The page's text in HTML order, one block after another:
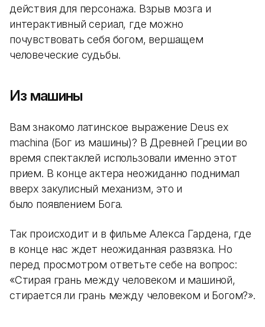
действия для персонажа. Взрыв мозга и
интерактивный сериал, где можно
почувствовать себя богом, вершащем
человеческие судьбы.
Из машины
Вам знакомо латинское выражение Deus ex
machina (Бог из машины)? В Древней Греции во
время спектаклей использовали именно этот
прием. В конце актера неожиданно поднимал
вверх закулисный механизм, это и
было появлением Бога.
Так происходит и в фильме Алекса Гардена, где
в конце нас ждет неожиданная развязка. Но
перед просмотром ответьте себе на вопрос:
«Стирая грань между человеком и машиной,
стирается ли грань между человеком и Богом?».